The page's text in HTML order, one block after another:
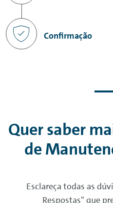
Confirmação
Quer saber
de
Esclareça todas as
Respostas" que